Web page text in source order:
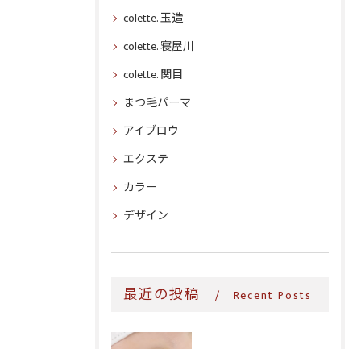
colette. 玉造
colette. 寝屋川
colette. 関目
まつ毛パーマ
アイブロウ
エクステ
カラー
デザイン
最近の投稿 Recent Posts